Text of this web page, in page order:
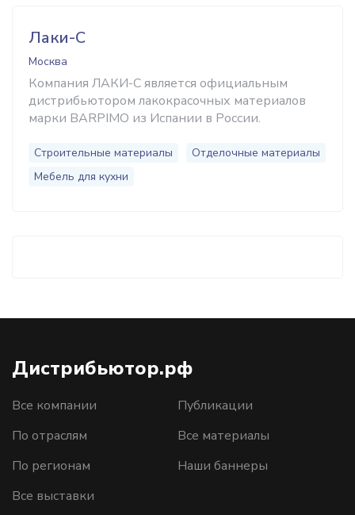
Лаки-С
Москва
Компания ЛАКИ-С является официальным
дистрибьютором лакокрасочных материалов
марки BARPIMO из Испании в России.
Строительные материалы
Отделочные материалы
Мебель для кухни
Дистрибьютор.рф
Все компании
По отраслям
По регионам
Все выставки
Публикации
Все материалы
Наши баннеры